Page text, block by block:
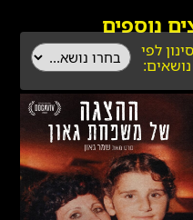
נוספים
סינון לפי
נושאים: